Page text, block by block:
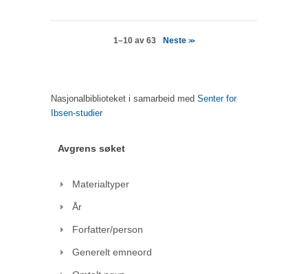
1–10 av 63 Neste>>
Nasjonalbiblioteket i samarbeid med Senter for
Ibsen-studier
Avgrens søket
Materialtyper
År
Forfatter/person
Generelt emneord